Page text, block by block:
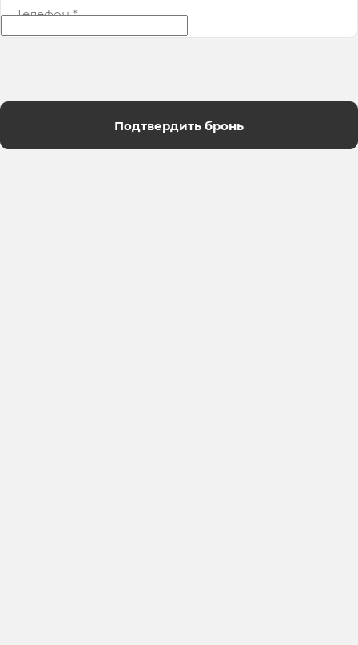
Телефон*
Подтвердить бронь